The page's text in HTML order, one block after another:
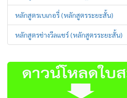
หลักสูตรเบเกอรี่ (หลักสูตรระยะสั้น)
หลักสูตรช่างวีลแชร์ (หลักสูตรระยะสั้น)